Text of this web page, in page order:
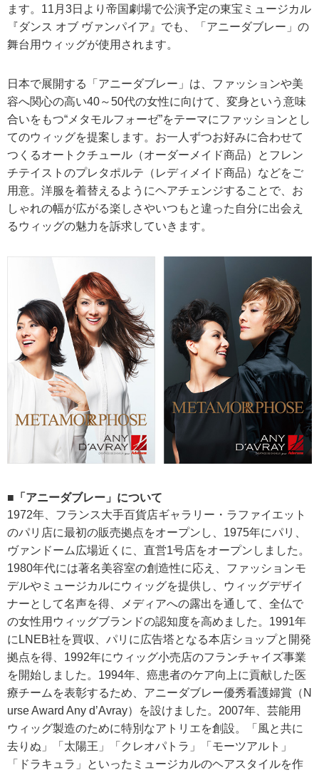
ます。11月3日より帝国劇場で公演予定の東宝ミュージカル
『ダンス オブ ヴァンパイア』でも、「アニーダブレー」の
舞台用ウィッグが使用されます。
日本で展開する「アニーダブレー」は、ファッションや美
容へ関心の高い40～50代の女性に向けて、変身という意味
合いをもつ“メタモルフォーゼ”をテーマにファッションとし
てのウィッグを提案します。お一人ずつお好みに合わせて
つくるオートクチュール（オーダーメイド商品）とフレン
チテイストのプレタポルテ（レディメイド商品）などをご
用意。洋服を着替えるようにヘアチェンジすることで、お
しゃれの幅が広がる楽しさやいつもと違った自分に出会え
るウィッグの魅力を訴求していきます。
■「アニーダブレー」について
1972年、フランス大手百貨店ギャラリー・ラファイエット
のパリ店に最初の販売拠点をオープンし、1975年にパリ、
ヴァンドーム広場近くに、直営1号店をオープンしました。
1980年代には著名美容室の創造性に応え、ファッションモ
デルやミュージカルにウィッグを提供し、ウィッグデザイ
ナーとして名声を得、メディアへの露出を通して、全仏で
の女性用ウィッグブランドの認知度を高めました。1991年
にLNEB社を買収、パリに広告塔となる本店ショップと開発
拠点を得、1992年にウィッグ小売店のフランチャイズ事業
を開始しました。1994年、癌患者のケア向上に貢献した医
療チームを表彰するため、アニーダブレー優秀看護婦賞（N
urse Award Any d’Avray）を設けました。2007年、芸能用
ウィッグ製造のために特別なアトリエを創設。「風と共に
去りぬ」「太陽王」「クレオパトラ」「モーツアルト」
「ドラキュラ」といったミュージカルのヘアスタイルを作